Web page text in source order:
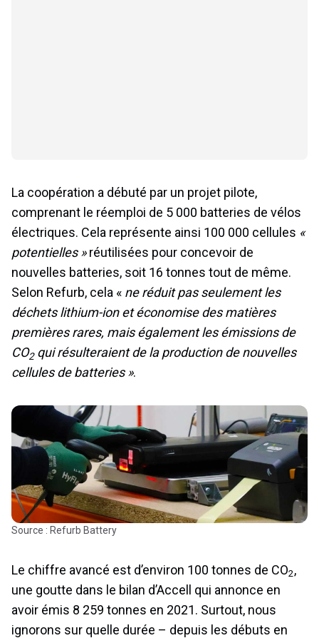
La coopération a débuté par un projet pilote,
comprenant le réemploi de 5 000 batteries de vélos
électriques. Cela représente ainsi 100 000 cellules «
potentielles »réutilisées pour concevoir de
nouvelles batteries, soit 16 tonnes tout de même.
Selon Refurb, cela « ne réduit pas seulement les
déchets lithium-ion et économise des matières
premières rares, mais également les émissions de
CO2qui résulteraient de la production de nouvelles
cellules de batteries ».
Source : Refurb Battery
Le chiffre avancé est d’environ 100 tonnes de CO2,
une goutte dans le bilan d’Accell qui annonce en
avoir émis 8 259 tonnes en 2021. Surtout, nous
ignorons sur quelle durée – depuis les débuts en